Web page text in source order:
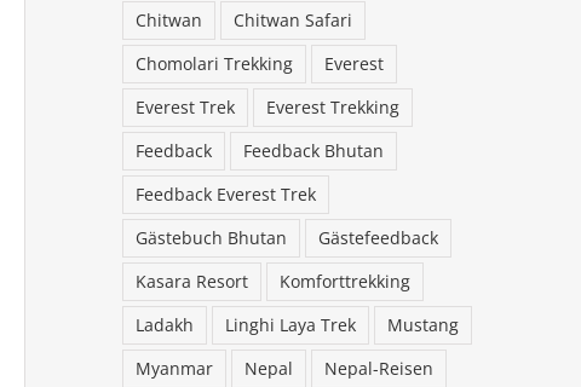
Chitwan
Chitwan Safari
Chomolari Trekking
Everest
Everest Trek
Everest Trekking
Feedback
Feedback Bhutan
Feedback Everest Trek
Gästebuch Bhutan
Gästefeedback
Kasara Resort
Komforttrekking
Ladakh
Linghi Laya Trek
Mustang
Myanmar
Nepal
Nepal-Reisen